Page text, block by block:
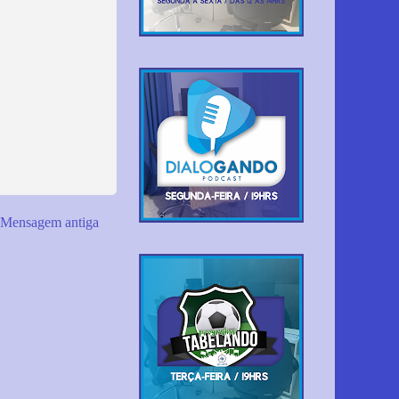
Mensagem antiga